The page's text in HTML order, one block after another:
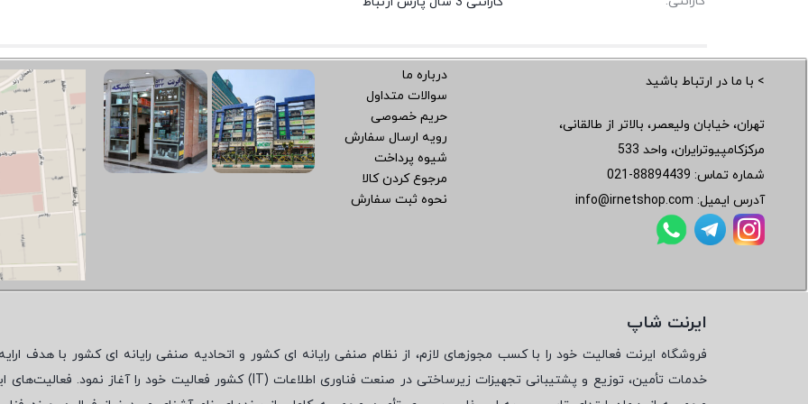
> با ما در ارتباط باشید
تهران، خیابان ولیعصر، بالاتر از طالقانی،
مرکزکامپیوترایران، واحد 533
شماره تماس: 021-88894439
آدرس ایمیل: info@irnetshop.com
درباره ما
سوالات متداول
حریم خصوصی
رویه ارسال سفارش
شیوه پرداخت
مرجوع کردن کالا
نحوه ثبت سفارش
ایرنت شاپ
فروشگاه ایرنت فعالیت خود را با کسب مجوزهای لازم، از نظام صنفی رایانه ای کشور و اتحادیه صنفی رایانه ای کشور با هدف
خدمات تأمین، توزیع و پشتیبانی تجهیزات زیرساختی در صنعت فناوری اطلاعات ( IT) کشور فعالیت خود را آغاز نمود. فعالیت‌های